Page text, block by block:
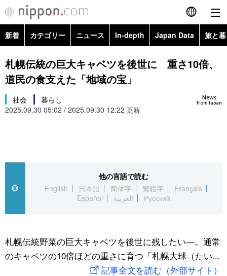
English
简体字
Русский
カテゴリー
国際
社会
文化
アーカイブ
Japan Data
旅と暮らし
動画/Live
新着 カテゴリー ニュース In-depth Japan Data 旅と
政治・外交
経済・ビジネス
国際・海外
文化
科学・技術
暮らし
スポーツ・東京2020
Topics
札幌伝統の巨大キャベツを後世に 重さ10倍、
道民の食支えた「地域の宝」
News
from Japan
社会
暮らし
2025.09.30 05:02 / 2025.09.30 12:22 更新
他の言語で読む
English
日本語 简体字 繁體字
Français
Español
العربية Русский
札幌伝統野菜の巨大キャベツを後世に残したい―。通常
のキャベツの10倍ほどの重さに育つ「札幌大球（たい...
記事全文を読む（外部サイト）